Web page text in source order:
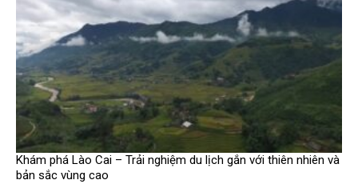
Khám phá Lào Cai – Trải nghiệm du lịch gắn với thiên nhiên và
bản sắc vùng cao